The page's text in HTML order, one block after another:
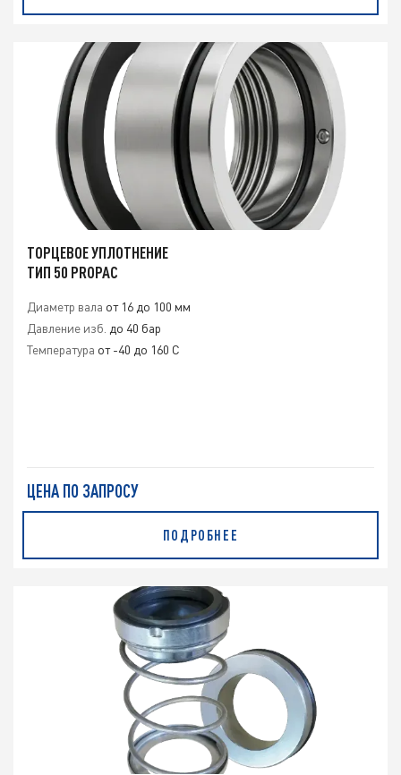
ТОРЦЕВОЕ УПЛОТНЕНИЕ
ТИП 50 PROPAC
Диаметр вала от 16 до 100 мм
Давление изб. до 40 бар
Температура от -40 до 160 C
ЦЕНА ПО ЗАПРОСУ
ПОДРОБНЕЕ